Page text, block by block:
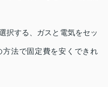
択する、ガスと電気をセッ
方法で固定費を安くできれ